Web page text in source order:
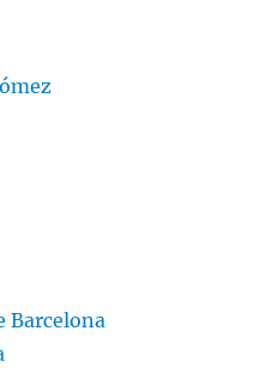
Barcelona